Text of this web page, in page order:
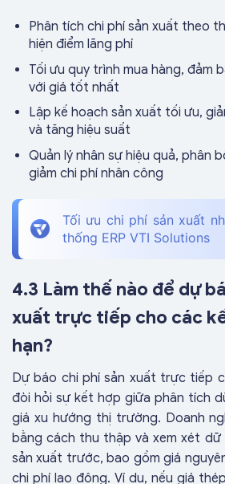
Phân tích chi phí sản xuất theo
hiện điểm lãng phí
Tối ưu quy trình mua hàng, đảm
với giá tốt nhất
Lập kế hoạch sản xuất tối ưu,
và tăng hiệu suất
Quản lý nhân sự hiệu quả, phân
giảm chi phí nhân công
Tối ưu chi phí sản xuất
thống ERP VTI Solutions
4.3 Làm thế nào để dự
xuất trực tiếp cho các
hạn?
Dự báo chi phí sản xuất trực tiếp
đòi hỏi sự kết hợp giữa phân tích
giá xu hướng thị trường. Doanh
bằng cách thu thập và xem xét dữ
sản xuất trước, bao gồm giá
chi phí lao động. Ví dụ, nếu giá